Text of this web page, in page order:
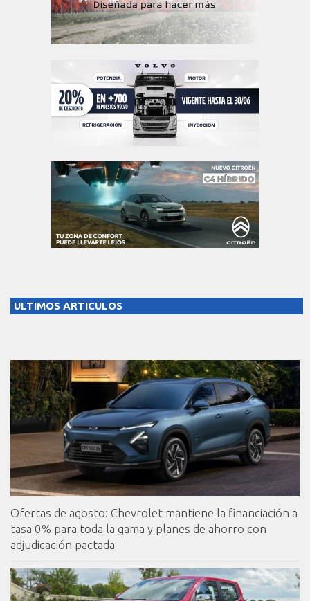
ULTIMOS ARTICULOS
Ofertas de agosto: Chevrolet mantiene la financiación a
tasa 0% para toda la gama y planes de ahorro con
adjudicación pactada